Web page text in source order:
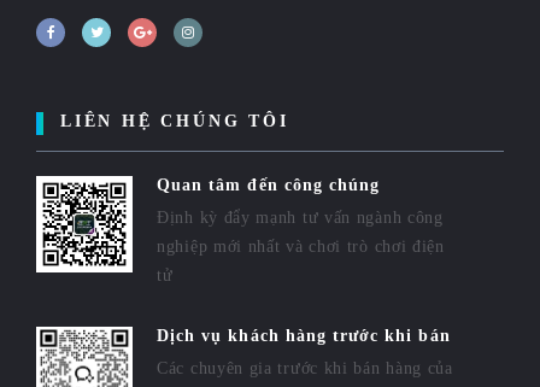
LIÊN HỆ CHÚNG TÔI
Quan tâm đến công chúng
Định kỳ đẩy mạnh tư vấn ngành công
nghiệp mới nhất và chơi trò chơi điện
tử
Dịch vụ khách hàng trước khi bán
Các chuyên gia trước khi bán hàng của